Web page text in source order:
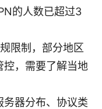
的人数已超过3
限制，部分地区
控，需要了解当地
务器分布、协议类